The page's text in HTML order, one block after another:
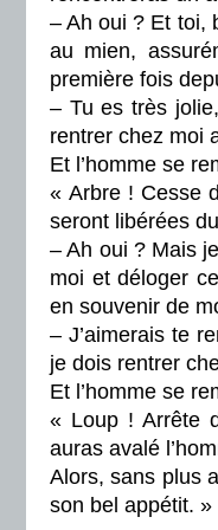
– Ah oui ? Et toi,
au mien,
première fois
– Tu es très
rentrer chez moi
Et l’homme se
« Arbre ! Cesse
seront libérées
– Ah oui ? Mais
moi et déloger
en souvenir de
– J’aimerais te
je dois rentrer
Et l’homme se
« Loup ! Arrête
auras avalé
Alors, sans plus
son bel appétit. »